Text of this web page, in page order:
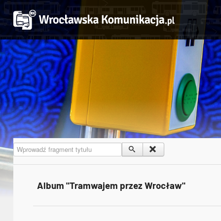
Wprowadź fragment tytułu
Album "Tramwajem przez Wrocław"